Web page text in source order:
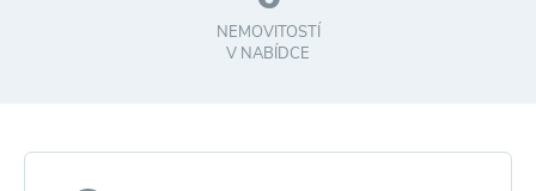
NEMOVITOSTÍ
V NABÍDCE